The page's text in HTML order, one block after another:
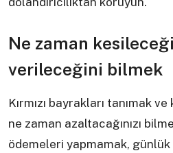
Ne zaman
verileceğini bilmek
Kırmızı bayrakları tanımak ve
ne zaman azaltacağınızı
ödemeleri yapmamak,